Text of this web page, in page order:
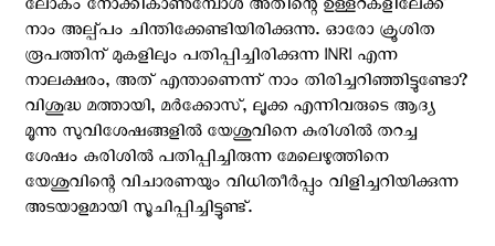
ലോകം നോക്കികാണുമ്പോള്‍ അതിന്റെ ഉള്ളറകളിലേക്ക്
നാം അല്പ്പം ചിന്തിക്കേണ്ടിയിരിക്കുന്നു. ഓരോ ക്രൂശിത
രൂപത്തിന് മുകളിലും പതിപ്പിച്ചിരിക്കുന്ന INRI എന്ന
നാലക്ഷരം, അത് എന്താണെന്ന് നാം തിരിച്ചറിഞ്ഞിട്ടുണ്ടോ?
വിശുദ്ധ മത്തായി, മര്‍ക്കോസ്, ലൂക്ക എന്നിവരുടെ ആദ്യ
മൂന്നു സുവിശേഷങ്ങളില്‍ യേശുവിനെ കുരിശില്‍ തറച്ച
ശേഷം കുരിശില്‍ പതിപ്പിച്ചിരുന്ന മേലെഴുത്തിനെ
യേശുവിന്റെ വിചാരണയും വിധിതീര്‍പ്പും വിളിച്ചറിയിക്കുന്ന
അടയാളമായി സൂചിപ്പിച്ചിട്ടുണ്ട്.